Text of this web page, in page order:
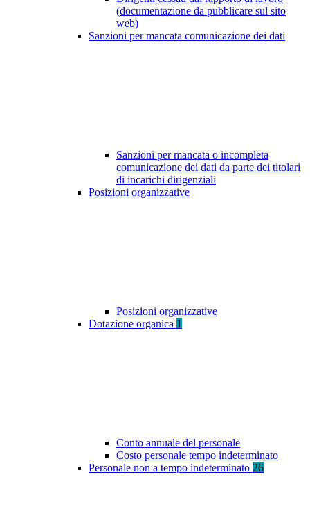
(documentazione da pubblicare sul sito
web)
Sanzioni per mancata comunicazione dei dati
Sanzioni per mancata o incompleta
comunicazione dei dati da parte dei titolari
di incarichi dirigenziali
Posizioni organizzative
Posizioni organizzative
Dotazione organica 1
Conto annuale del personale
Costo personale tempo indeterminato
Personale non a tempo indeterminato 26